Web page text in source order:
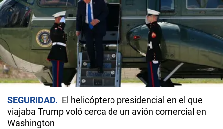
SEGURIDAD
El helicóptero presidencial en el que
viajaba Trump voló cerca de un avión comercial en
Washington